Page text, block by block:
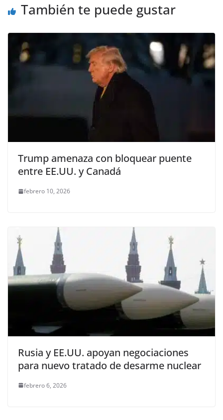
k
También te puede gustar
Trump amenaza con bloquear puente
entre EE.UU. y Canadá
febrero 10, 2026
Rusia y EE.UU. apoyan negociaciones
para nuevo tratado de desarme nuclear
febrero 6, 2026